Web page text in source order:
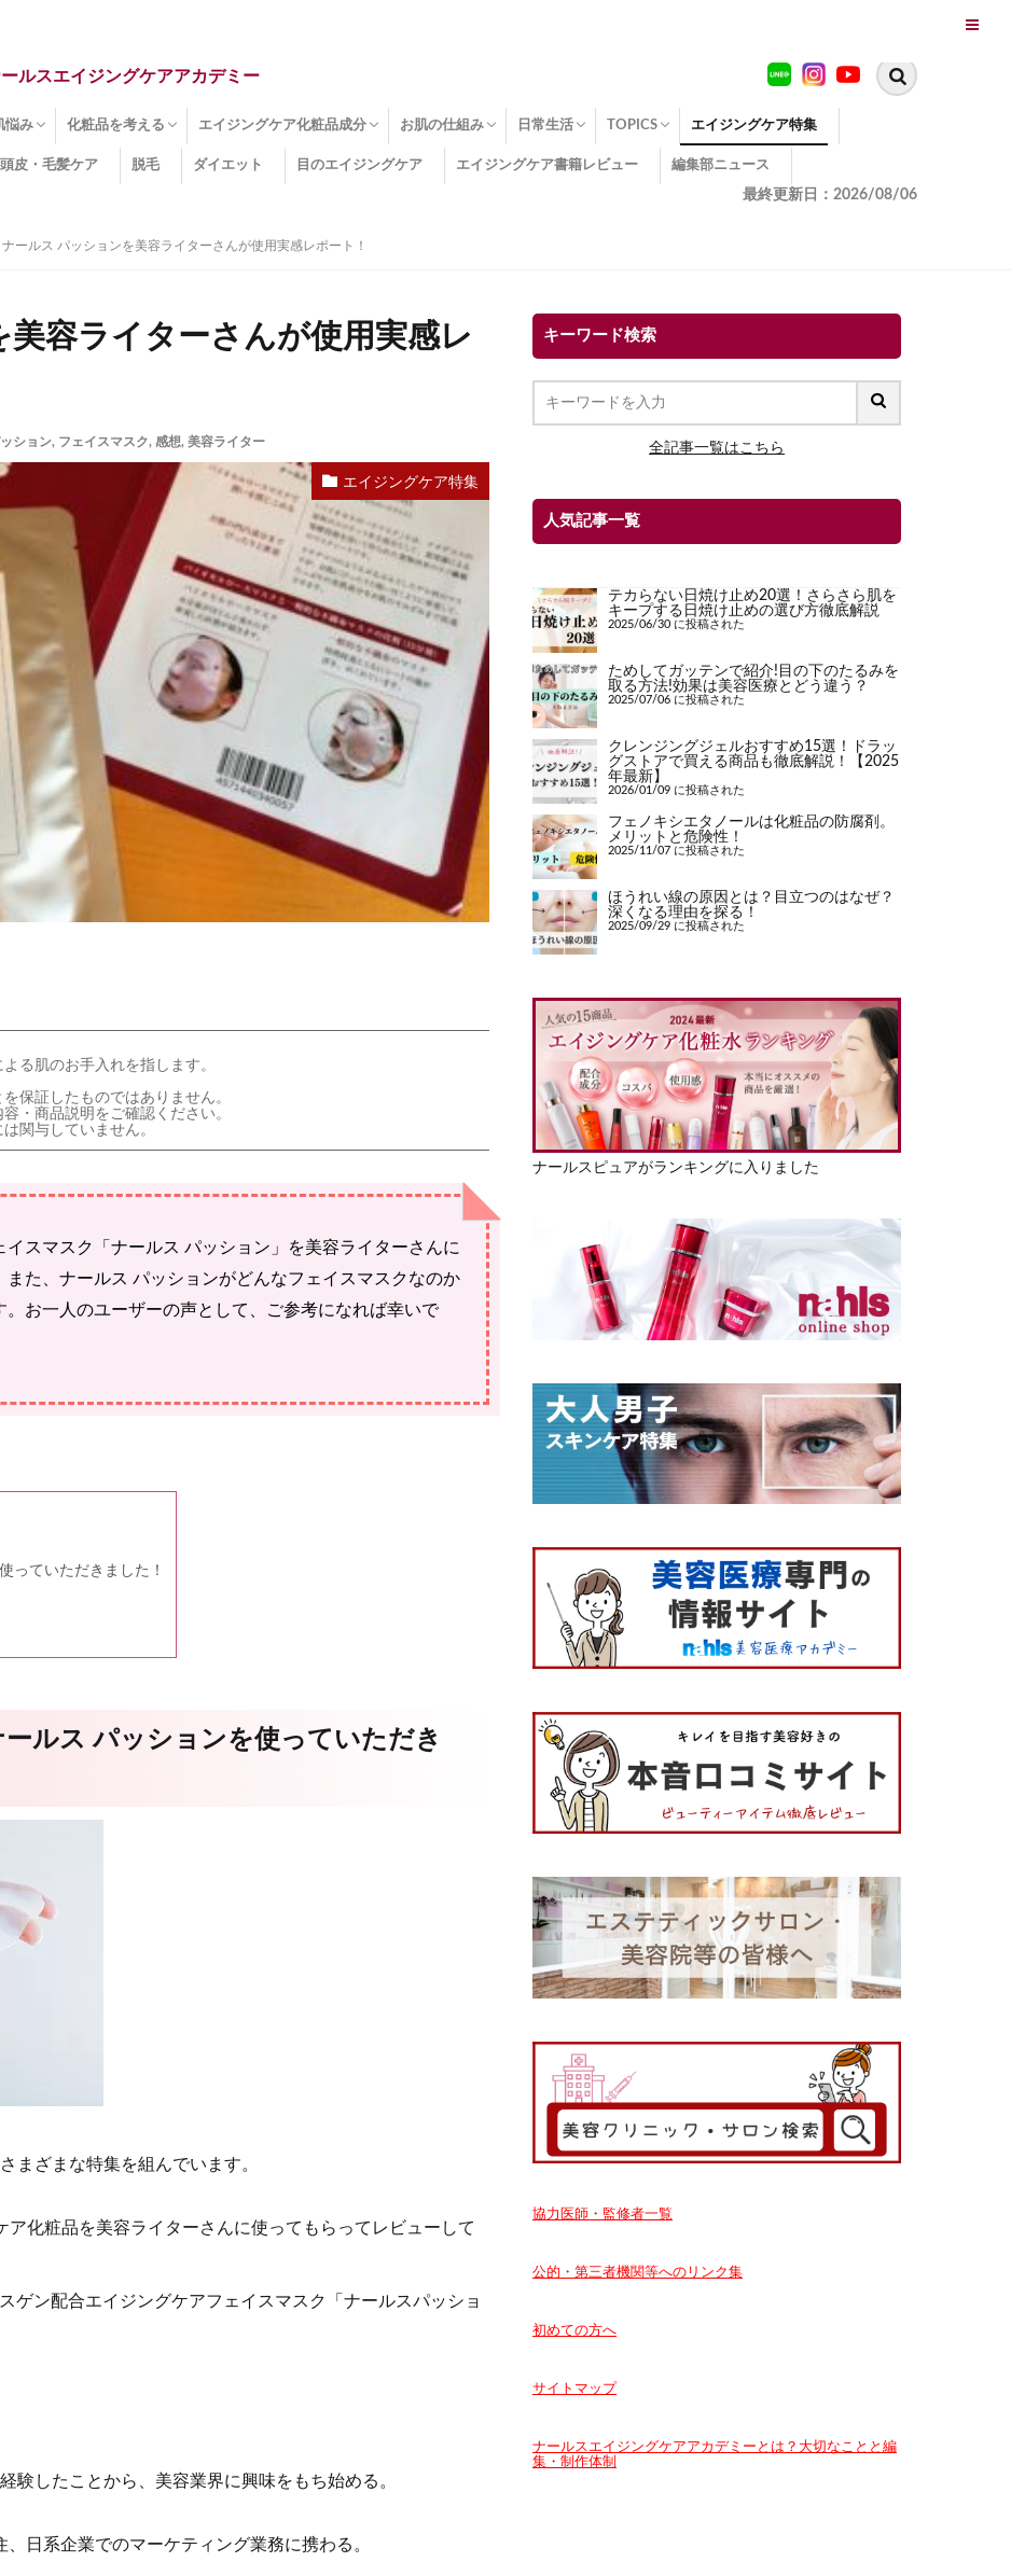
ルスエイジングケアアカデミー
悩み
ナードライ肌
み
下のクマ
頭皮のたるみ
れい線
れ
肌
肌
線ダメージ
他のお肌悩み
化粧品を考える
エイジングケア化粧品
化粧水
美容液
保湿クリーム
酵素洗顔
ハンドクリーム
フェイスマスク
ほうれい線化粧品
コラーゲン化粧品
メイク化粧品
洗顔・クレンジング
オールインワン化粧品
その他の化粧品
エイジングケア化粧品成分
エイジングケア化粧品(成分)
セラミド
ネオダーミル
プロテオグリカン
ビタミンC誘導体
コラーゲン
その他の化粧品成分
お肌の仕組み
エイジング
ターンオーバー
皮下組織
表皮
真皮
表皮常在菌
女性ホルモン
その他
日常生活
糖化
便秘
TOPICS
エイジングケア TOPICS
コラーゲンサプリの効果
エイジングケアクイズ
季節別のエイジングケア
幸福とエイジングケア
温活でアンチエイジング
イオン導入
エイジングケア3つのポイント
エイジングケアセミナー
エイジングケアトピックス
動画でみるエイジングケア
エイジングケア特集
頭皮・毛髪ケア 脱毛 ダイエット 目のエイジングケア エイジングケア書籍レビュー 編集部ニュース
最終更新日：2026/08/06
ナールス パッションを美容ライターさんが使用実感レポート！
容ライターさんが使用実感レ
ション, フェイスマスク, 感想, 美容ライター
エイジングケア特集
る肌のお手入れを指します。
保証したものではありません。
・商品説明をご確認ください。
関与していません。
スマスク「ナールス パッション」を美容ライターさんに
た、ナールス パッションがどんなフェイスマスクなのか
お一人のユーザーの声として、ご参考になれば幸いで
っていただきました！
ルス パッションを使っていただき
まざまな特集を組んでいます。
化粧品を美容ライターさんに使ってもらってレビューして
ゲン配合エイジングケアフェイスマスク「ナールスパッショ
験したことから、美容業界に興味をもち始める。
日系企業でのマーケティング業務に携わる。
キーワード検索
全記事一覧はこちら
人気記事一覧
テカらない日焼け止め20選！さらさら肌を
キープする日焼け止めの選び方徹底解説
2025/06/30 に投稿された
ためしてガッテンで紹介!目の下のたるみを
取る方法!効果は美容医療とどう違う？
2025/07/06 に投稿された
クレンジングジェルおすすめ15選！ドラッ
グストアで買える商品も徹底解説！【2025
年最新】
2026/01/09 に投稿された
フェノキシエタノールは化粧品の防腐剤。
メリットと危険性！
2025/11/07 に投稿された
ほうれい線の原因とは？目立つのはなぜ？
深くなる理由を探る！
2025/09/29 に投稿された
ナールスピュアがランキングに入りました
協力医師・監修者一覧
公的・第三者機関等へのリンク集
初めての方へ
サイトマップ
ナールスエイジングケアアカデミーとは？大切なことと編
集・制作体制